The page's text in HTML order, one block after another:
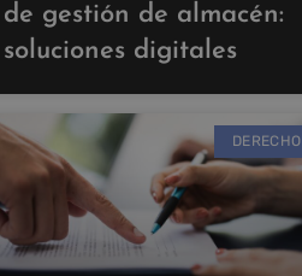
de gestión de almacén:
soluciones digitales
DERECHO